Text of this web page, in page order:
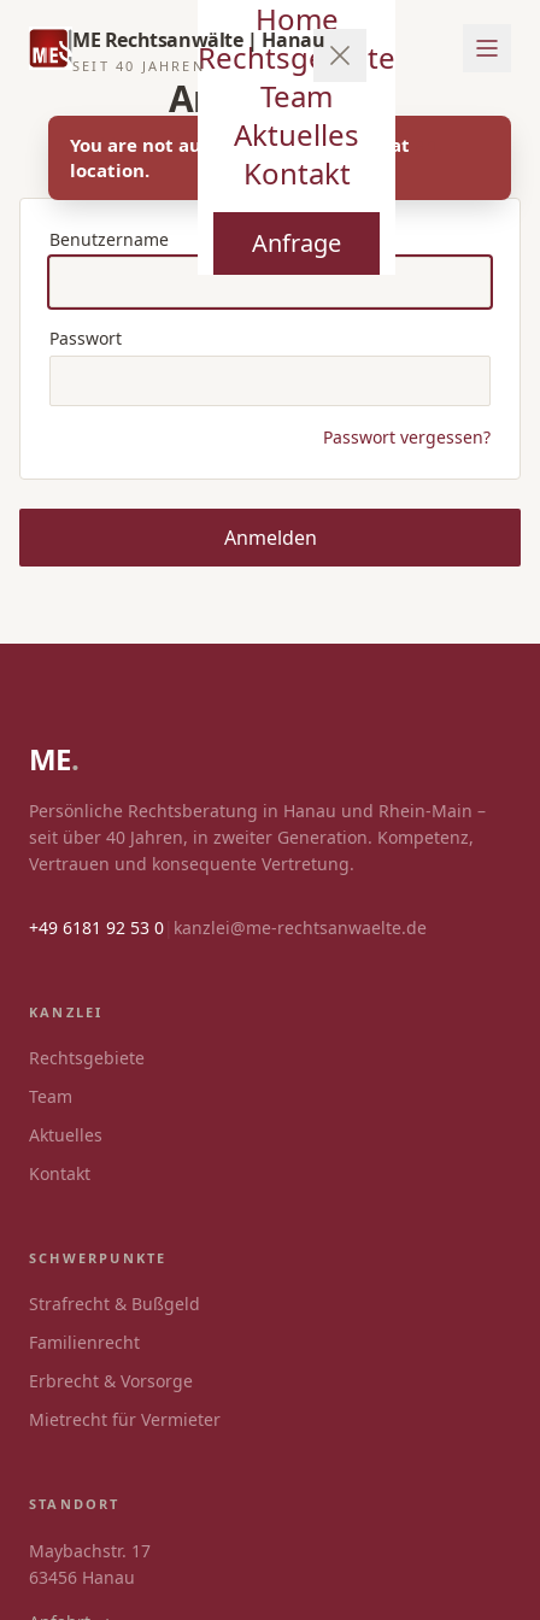
ME Rechtsanwälte | Hanau
SEIT 40 JAHREN
Home
Rechtsgebiete
Team
Aktuelles
Kontakt
Anfrage
You are not authorized to access that
location.
Anmeldung
Melden Sie sich im Kanzlei-System an.
Benutzername
Passwort
Passwort vergessen?
Anmelden
ME.
Persönliche Rechtsberatung in Hanau und Rhein-Main –
seit über 40 Jahren, in zweiter Generation. Kompetenz,
Vertrauen und konsequente Vertretung.
+49 6181 92 53 0 kanzlei@me-rechtsanwaelte.de
KANZLEI
Rechtsgebiete
Team
Aktuelles
Kontakt
SCHWERPUNKTE
Strafrecht & Bußgeld
Familienrecht
Erbrecht & Vorsorge
Mietrecht für Vermieter
STANDORT
Maybachstr. 17
63456 Hanau